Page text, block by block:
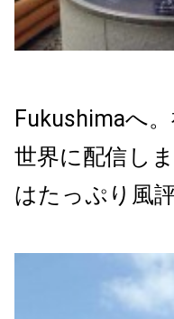
Fukushimaへ
世界に配信し
はたっぷり風